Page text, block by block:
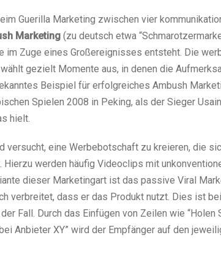
Guerilla Marketing zwischen vier
Marketing (zu deutsch etwa
im Zuge eines Großereignisses entsteht. Die
gezielt Momente aus, in denen die
Beispiel für erfolgreiches Ambush
Spielen 2008 in Peking, als der Sieger
hielt.
versucht, eine Werbebotschaft zu kreieren, die
Hierzu werden häufig Videoclips mit
dieser Marketingart ist das passive Viral
verbreitet, dass er das Produkt nutzt. Dies ist
Fall. Durch das Einfügen von Zeilen wie “Holen
Anbieter XY” wird der Empfänger auf den